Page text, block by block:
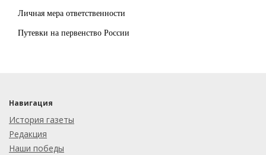
Личная мера ответственности
Путевки на первенство России
Навигация
История газеты
Редакция
Наши победы